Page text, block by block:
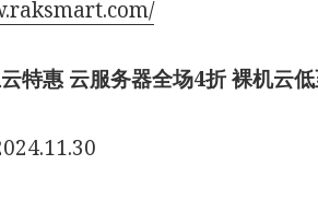
惠 云服务器全场4折 裸机云